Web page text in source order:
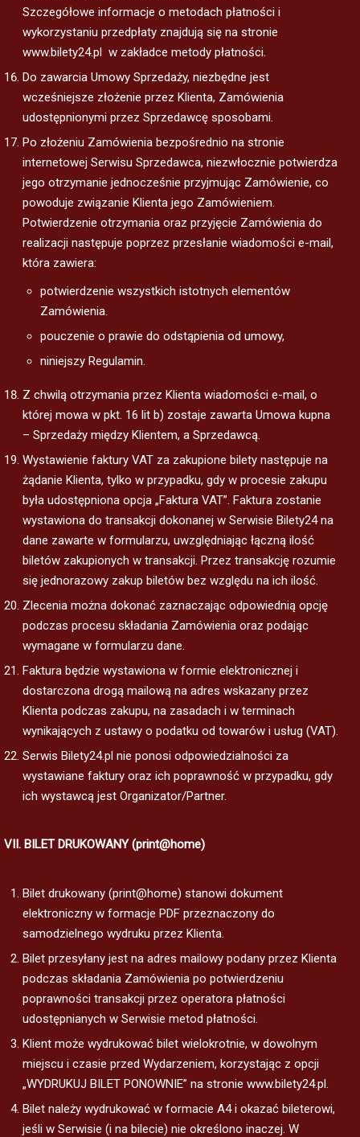
Szczegółowe informacje o metodach płatności i
wykorzystaniu przedpłaty znajdują się na stronie
www.bilety24.pl w zakładce metody płatności.
Do zawarcia Umowy Sprzedaży, niezbędne jest
wcześniejsze złożenie przez Klienta, Zamówienia
udostępnionymi przez Sprzedawcę sposobami.
Po złożeniu Zamówienia bezpośrednio na stronie
internetowej Serwisu Sprzedawca, niezwłocznie potwierdza
jego otrzymanie jednocześnie przyjmując Zamówienie, co
powoduje związanie Klienta jego Zamówieniem.
Potwierdzenie otrzymania oraz przyjęcie Zamówienia do
realizacji następuje poprzez przesłanie wiadomości e-mail,
która zawiera:
potwierdzenie wszystkich istotnych elementów
Zamówienia.
pouczenie o prawie do odstąpienia od umowy,
niniejszy Regulamin.
Z chwilą otrzymania przez Klienta wiadomości e-mail, o
której mowa w pkt. 16 lit b) zostaje zawarta Umowa kupna
– Sprzedaży między Klientem, a Sprzedawcą.
Wystawienie faktury VAT za zakupione bilety następuje na
żądanie Klienta, tylko w przypadku, gdy w procesie zakupu
była udostępniona opcja „Faktura VAT”. Faktura zostanie
wystawiona do transakcji dokonanej w Serwisie Bilety24 na
dane zawarte w formularzu, uwzględniając łączną ilość
biletów zakupionych w transakcji. Przez transakcję rozumie
się jednorazowy zakup biletów bez względu na ich ilość.
Zlecenia można dokonać zaznaczając odpowiednią opcję
podczas procesu składania Zamówienia oraz podając
wymagane w formularzu dane.
Faktura będzie wystawiona w formie elektronicznej i
dostarczona drogą mailową na adres wskazany przez
Klienta podczas zakupu, na zasadach i w terminach
wynikających z ustawy o podatku od towarów i usług (VAT).
Serwis Bilety24.pl nie ponosi odpowiedzialności za
wystawiane faktury oraz ich poprawność w przypadku, gdy
ich wystawcą jest Organizator/Partner.
VII. BILET DRUKOWANY (print@home)
Bilet drukowany (print@home) stanowi dokument
elektroniczny w formacje PDF przeznaczony do
samodzielnego wydruku przez Klienta.
Bilet przesyłany jest na adres mailowy podany przez Klienta
podczas składania Zamówienia po potwierdzeniu
poprawności transakcji przez operatora płatności
udostępnianych w Serwisie metod płatności.
Klient może wydrukować bilet wielokrotnie, w dowolnym
miejscu i czasie przed Wydarzeniem, korzystając z opcji
„WYDRUKUJ BILET PONOWNIE” na stronie www.bilety24.pl.
Bilet należy wydrukować w formacie A4 i okazać bileterowi,
jeśli w Serwisie (i na bilecie) nie określono inaczej. W